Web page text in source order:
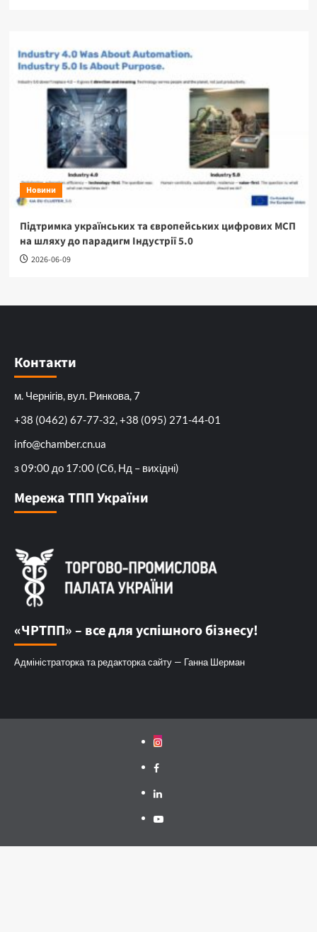
Новини
Підтримка українських та європейських цифрових МСП
на шляху до парадигм Індустрії 5.0
2026-06-09
Контакти
м. Чернігів, вул. Ринкова, 7
+38 (0462) 67-77-32, +38 (095) 271-44-01
info@chamber.cn.ua
з 09:00 до 17:00 (Сб, Нд – вихідні)
Мережа ТПП України
«ЧРТПП» – все для успішного бізнесу!
Адміністраторка та редакторка сайту — Ганна Шерман